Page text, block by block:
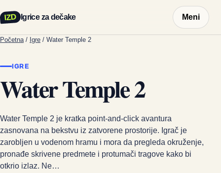
IZD Igrice za dečake Meni
Početna / Igre / Water Temple 2
IGRE
Water Temple 2
Water Temple 2 je kratka point-and-click avantura
zasnovana na bekstvu iz zatvorene prostorije. Igrač je
zarobljen u vodenom hramu i mora da pregleda okruženje,
pronađe skrivene predmete i protumači tragove kako bi
otkrio izlaz. Ne…